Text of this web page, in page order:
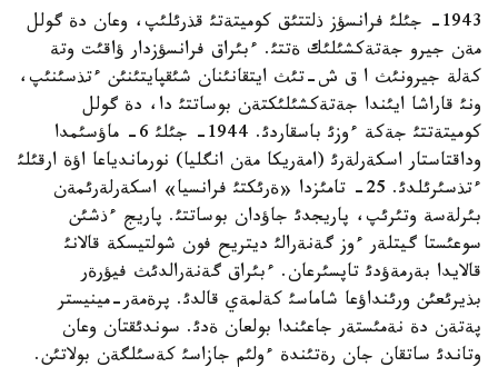
1943- جئلئ فرانسؤز ذلتتئق كوميتةتئ قذرئلئپ، وعان دة گولل
مةن جيرو جةتةكشئلئك ةتتئ. ءبئراق فرانسؤزدار ؤاقئت وتة
كةلة جيرونئث ا ق ش-تئث ايتقانئنان شئقپايتئنئن ءتذسئنئپ،
ونئ قاراشا ايئندا جةتةكشئلئكتةن بوساتتئ دا، دة گولل
كوميتةتتئ جةكة ءوزئ باسقاردئ. 1944- جئلئ 6- ماؤسئمدا
وداقتاستار اسكةرلةرئ (امةريكا مةن انگليا) نورماندياعا اؤة ارقئلئ
ءتذسئرئلدئ. 25- تامئزدا «ةرئكتئ فرانسيا» اسكةرلةرئمةن
بئرلةسة وتئرئپ، پاريجدئ جاؤدان بوساتتئ. پاريج ءذشئن
سوعئستا گيتلةر ءوز گةنةرالئ ديتريح فون شولتيسكة قالانئ
قالايدا بةرمةؤدئ تاپسئرعان. ءبئراق گةنةرالدئث فيؤرةر
بذيرئعئن ورئنداؤعا شاماسئ كةلمةي قالدئ. پرةمةر-مينيستر
پةتةن دة نةمئستةر جاعئندا بولعان ةدئ. سوندئقتان وعان
وتاندئ ساتقان جان رةتئندة ءولئم جازاسئ كةسئلگةن بولاتئن.